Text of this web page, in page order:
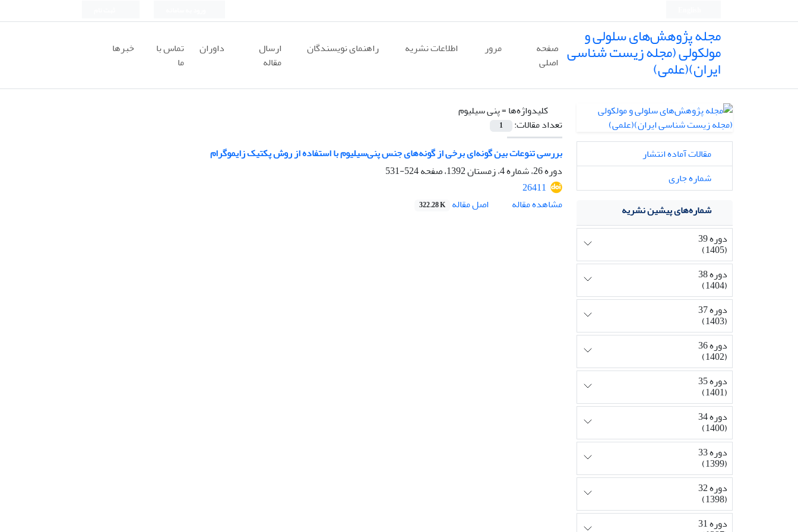
مجله پژوهش‌های سلولی و
مولکولی (مجله زیست شناسی
ایران)(علمی)
صفحه
اصلی
مرور اطلاعات نشریه راهنمای نویسندگان
ارسال
مقاله
داوران
تماس با
ما
خبرها
کلیدواژه‌ها =پنی سیلیوم
تعداد مقالات:
1
بررسی تنوعات بین گونه‌ای برخی از گونه‌های جنس پنی‌سیلیوم با استفاده از روش پکتیک زایموگرام
دوره 26، شماره 4، زمستان 1392، صفحه
524-531
26411
مشاهده مقاله
اصل مقاله 322.28 K
مقالات آماده انتشار
شماره جاری
شماره‌های پیشین نشریه
دوره 39
(1405)
دوره 38
(1404)
دوره 37
(1403)
دوره 36
(1402)
دوره 35
(1401)
دوره 34
(1400)
دوره 33
(1399)
دوره 32
(1398)
دوره 31